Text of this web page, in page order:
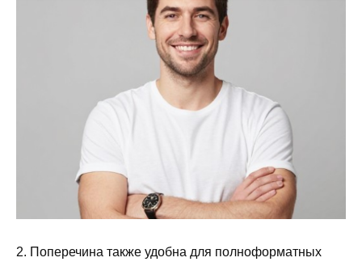
2. Поперечина также удобна для полноформатных